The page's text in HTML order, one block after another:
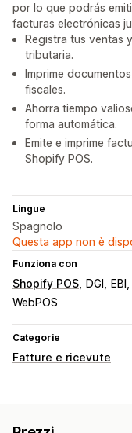
por lo que podrás
facturas electrónicas
Registra tus ventas
tributaria.
Imprime
fiscales.
Ahorra tiempo
forma automática.
Emite e imprime
Shopify POS.
Lingue
Spagnolo
Questa app non è
Funziona con
Shopify POS DGI EBI
WebPOS
Categorie
Fatture e ricevute